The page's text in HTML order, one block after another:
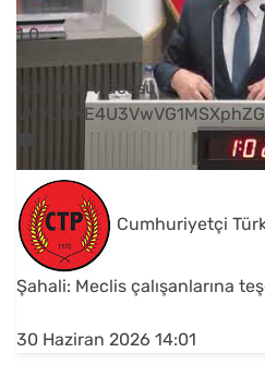
1 0
YouTube Videosu
Cumhuriyetçi
Şahali: Meclis çalışanlarına
30 Haziran 2026 14:01